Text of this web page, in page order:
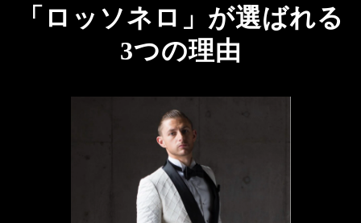
「ロッソネロ」が選ばれる
3つの理由